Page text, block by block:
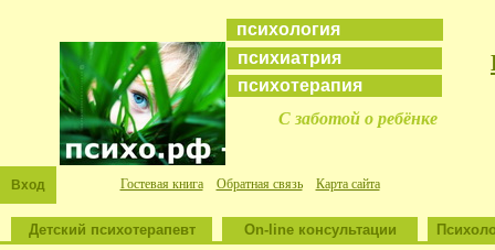
психология
психиатрия
психотерапия
С заботой о ребёнке
Вход Гостевая книга Обратная связь Карта сайта
Детский психотерапевт On-line консультации